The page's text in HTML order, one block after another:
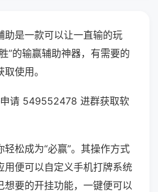
助是一款可以让一直输的玩
”的输赢辅助神器，有需要的
使用。
请 549552478 进群获取软
松成为“必赢”。其操作方式
用便可以自定义手机打牌系统
想要的开挂功能，一键便可以